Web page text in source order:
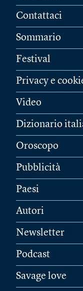
Contattaci
Sommario
Festival
Privacy e
Video
Dizionario
Oroscopo
Pubblicità
Paesi
Autori
Newsletter
Podcast
Savage love